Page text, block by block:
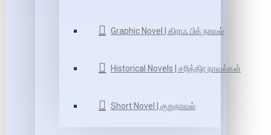
Graphic Novel | கிராஃ பிக் நாவல்
Historical Novels | சரித்திர நாவல்கள்
Short Novel | குறுநாவல்